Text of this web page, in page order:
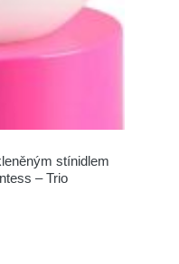
stínidlem
– Trio